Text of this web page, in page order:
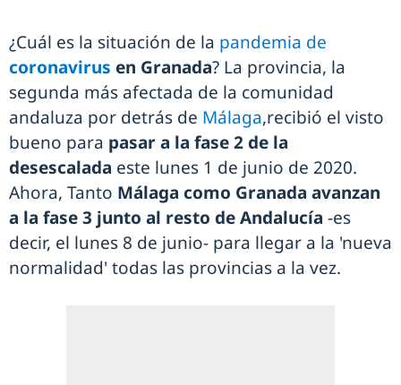
¿Cuál es la situación de la pandemia de
coronavirus en Granada? La provincia, la
segunda más afectada de la comunidad
andaluza por detrás de Málaga,recibió el visto
bueno para pasar a la fase 2 de la
desescalada este lunes 1 de junio de 2020.
Ahora, Tanto Málaga como Granada avanzan
a la fase 3 junto al resto de Andalucía -es
decir, el lunes 8 de junio- para llegar a la 'nueva
normalidad' todas las provincias a la vez.